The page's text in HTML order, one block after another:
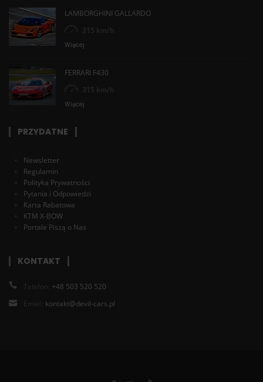
LAMBORGHINI GALLARDO
315 km/h
Więcej
FERRARI F430
315 km/h
Więcej
PRZYDATNE
Newsletter
Regulamin
Polityka Prywatności
Pytania i Odpowiedzi
Karta Rabatowa
KTM X-BOW
Portale Piszą o Nas
KONTAKT
Telefon: +48 503 520 520
Email: kontakt@devil-cars.pl